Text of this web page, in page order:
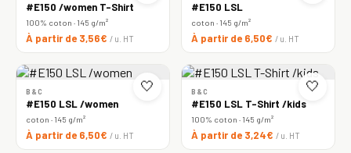
#E150 /women T-Shirt
100% coton · 145 g/m²
À partir de 3,56€ / u. HT
#E150 LSL
coton · 145 g/m²
À partir de 6,50€ / u. HT
🤍
B&C
#E150 LSL /women
coton · 145 g/m²
À partir de 6,50€ / u. HT
🤍
B&C
#E150 LSL T-Shirt /kids
100% coton · 145 g/m²
À partir de 3,24€ / u. HT